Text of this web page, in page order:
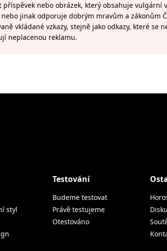
příspěvek nebo obrázek, který obsahuje vulgární
nebo jinak odporuje dobrým mravům a zákonům
vkládané vzkazy, stejně jako odkazy, které se
neplacenou reklamu.
styl
Testování
Budeme testovat
Právě testujeme
Otestováno